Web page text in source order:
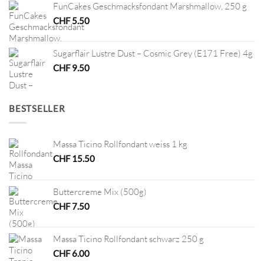
FunCakes Geschmacksfondant Marshmallow, 250 g
CHF5.50
Sugarflair Lustre Dust – Cosmic Grey (E171 Free) 4g
CHF9.50
BESTSELLER
Massa Ticino Rollfondant weiss 1 kg
CHF15.50
Buttercreme Mix (500g)
CHF7.50
Massa Ticino Rollfondant schwarz 250 g
CHF6.00